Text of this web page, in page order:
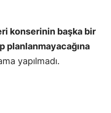
konserinin başka bir
planlanmayacağına
yapılmadı.